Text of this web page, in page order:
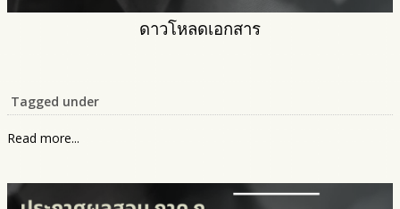
ดาวโหลดเอกสาร
Tagged under
Read more...